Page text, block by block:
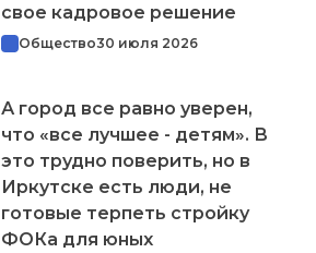
свое кадровое решение
Общество30 июля 2026
А город все равно уверен,
что «все лучшее - детям». В
это трудно поверить, но в
Иркутске есть люди, не
готовые терпеть стройку
ФОКа для юных